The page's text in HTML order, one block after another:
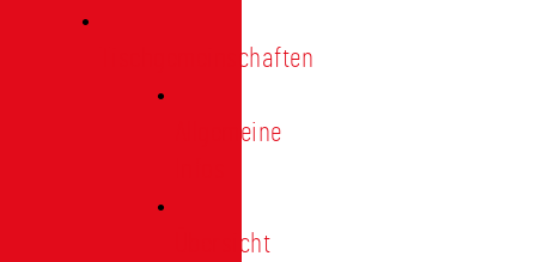
Tischgemeinschaften
Allgemeine
Übersicht